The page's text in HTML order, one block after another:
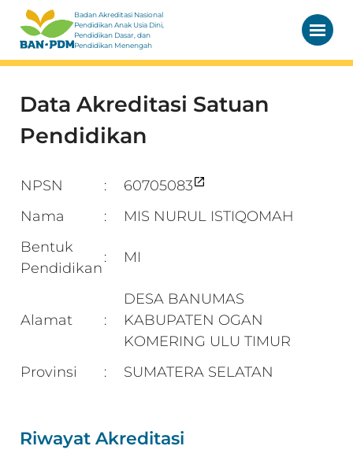
Badan Akreditasi Nasional
Pendidikan Anak Usia Dini,
Pendidikan Dasar, dan
Pendidikan Menengah
Data Akreditasi Satuan
Pendidikan
NPSN :
60705083
Nama
:
MIS NURUL ISTIQOMAH
Bentuk
Pendidikan
: MI
Alamat :
DESA BANUMAS
KABUPATEN OGAN
KOMERING ULU TIMUR
Provinsi
: SUMATERA SELATAN
Riwayat Akreditasi